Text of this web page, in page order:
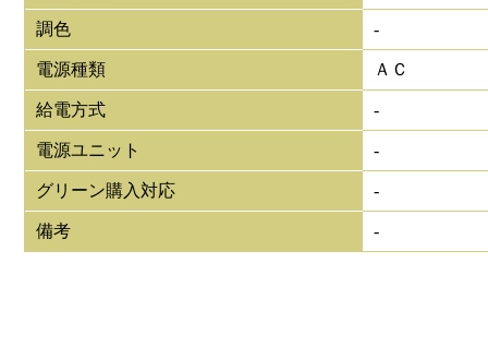
調色 -
電源種類 ＡＣ
給電方式 -
電源ユニット -
グリーン購入対応 -
備考 -